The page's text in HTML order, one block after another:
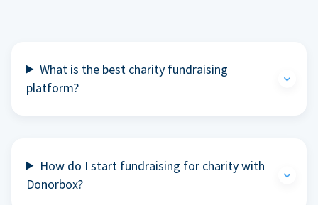
What is the best charity fundraising
platform?
How do I start fundraising for charity with
Donorbox?